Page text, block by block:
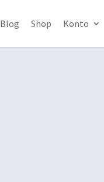
Blog Shop Konto